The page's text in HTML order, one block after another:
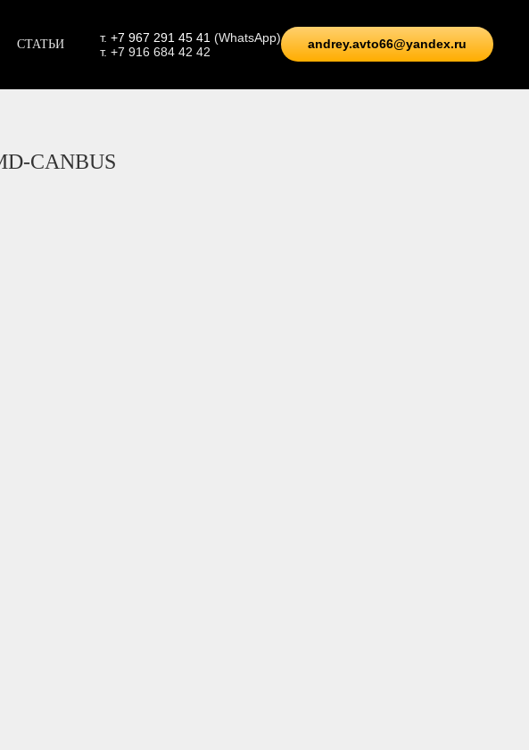
СТАТЬИ т. +7 967 291 45 41 (WhatsApp)
т. +7 916 684 42 42
andrey.avto66@yandex.ru
CANBUS